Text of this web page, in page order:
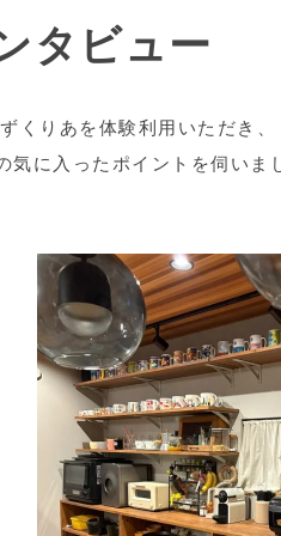
タビュー
くりあを体験利用いただき、
気に入ったポイントを伺いま